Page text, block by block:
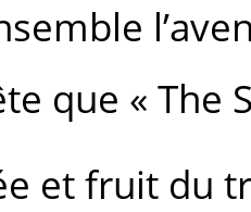
que « The
et fruit du